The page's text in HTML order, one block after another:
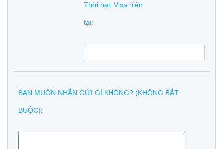
Thời hạn Visa hiện
tại:
BẠN MUỐN NHẮN GỬI GÌ KHÔNG? (KHÔNG BẮT
BUỘC):